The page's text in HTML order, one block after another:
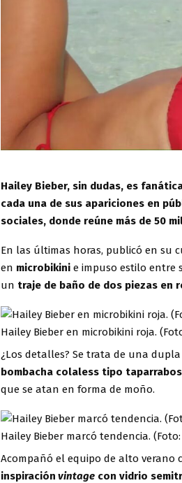
Hailey Bieber, sin dudas, es
cada una de sus apariciones en
sociales, donde reúne más de 50
En las últimas horas, publicó en su
en microbikini e impuso estilo entre
un traje de baño de dos piezas en
Hailey Bieber en microbikini roja.
¿Los detalles? Se trata de una dupla
bombacha colaless tipo
que se atan en forma de moño.
Hailey Bieber marcó tendencia.
Acompañó el equipo de alto verano
inspiración vintage con vidrio